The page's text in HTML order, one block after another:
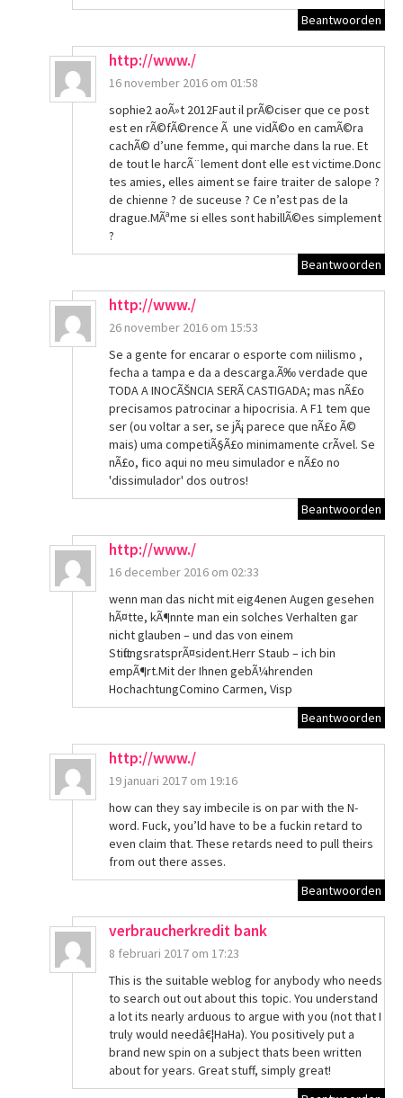
Beantwoorden
http://www./
16 november 2016 om 01:58
sophie2 aoÃ»t 2012Faut il prÃ©ciser que ce post
est en rÃ©fÃ©rence Ã une vidÃ©o en camÃ©ra
cachÃ© d’une femme, qui marche dans la rue. Et
de tout le harcÃ¨lement dont elle est victime.Donc
tes amies, elles aiment se faire traiter de salope ?
de chienne ? de suceuse ? Ce n’est pas de la
drague.MÃªme si elles sont habillÃ©es simplement
?
Beantwoorden
http://www./
26 november 2016 om 15:53
Se a gente for encarar o esporte com niilismo ,
fecha a tampa e da a descarga.Ã‰ verdade que
TODA A INOCÃŠNCIA SERÃ CASTIGADA; mas nÃ£o
precisamos patrocinar a hipocrisia. A F1 tem que
ser (ou voltar a ser, se jÃ¡ parece que nÃ£o Ã©
mais) uma competiÃ§Ã£o minimamente crÃ­vel. Se
nÃ£o, fico aqui no meu simulador e nÃ£o no
'dissimulador' dos outros!
Beantwoorden
http://www./
16 december 2016 om 02:33
wenn man das nicht mit eig4enen Augen gesehen
hÃ¤tte, kÃ¶nnte man ein solches Verhalten gar
nicht glauben – und das von einem
StiftungsratsprÃ¤sident.Herr Staub – ich bin
empÃ¶rt.Mit der Ihnen gebÃ¼hrenden
HochachtungComino Carmen, Visp
Beantwoorden
http://www./
19 januari 2017 om 19:16
how can they say imbecile is on par with the N-
word. Fuck, you’ld have to be a fuckin retard to
even claim that. These retards need to pull theirs
from out there asses.
Beantwoorden
verbraucherkredit bank
8 februari 2017 om 17:23
This is the suitable weblog for anybody who needs
to search out out about this topic. You understand
a lot its nearly arduous to argue with you (not that I
truly would needâ€¦HaHa). You positively put a
brand new spin on a subject thats been written
about for years. Great stuff, simply great!